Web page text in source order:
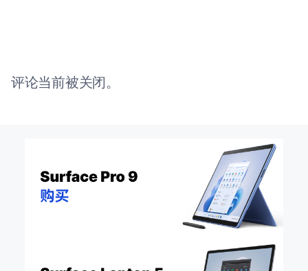
评论当前被关闭。